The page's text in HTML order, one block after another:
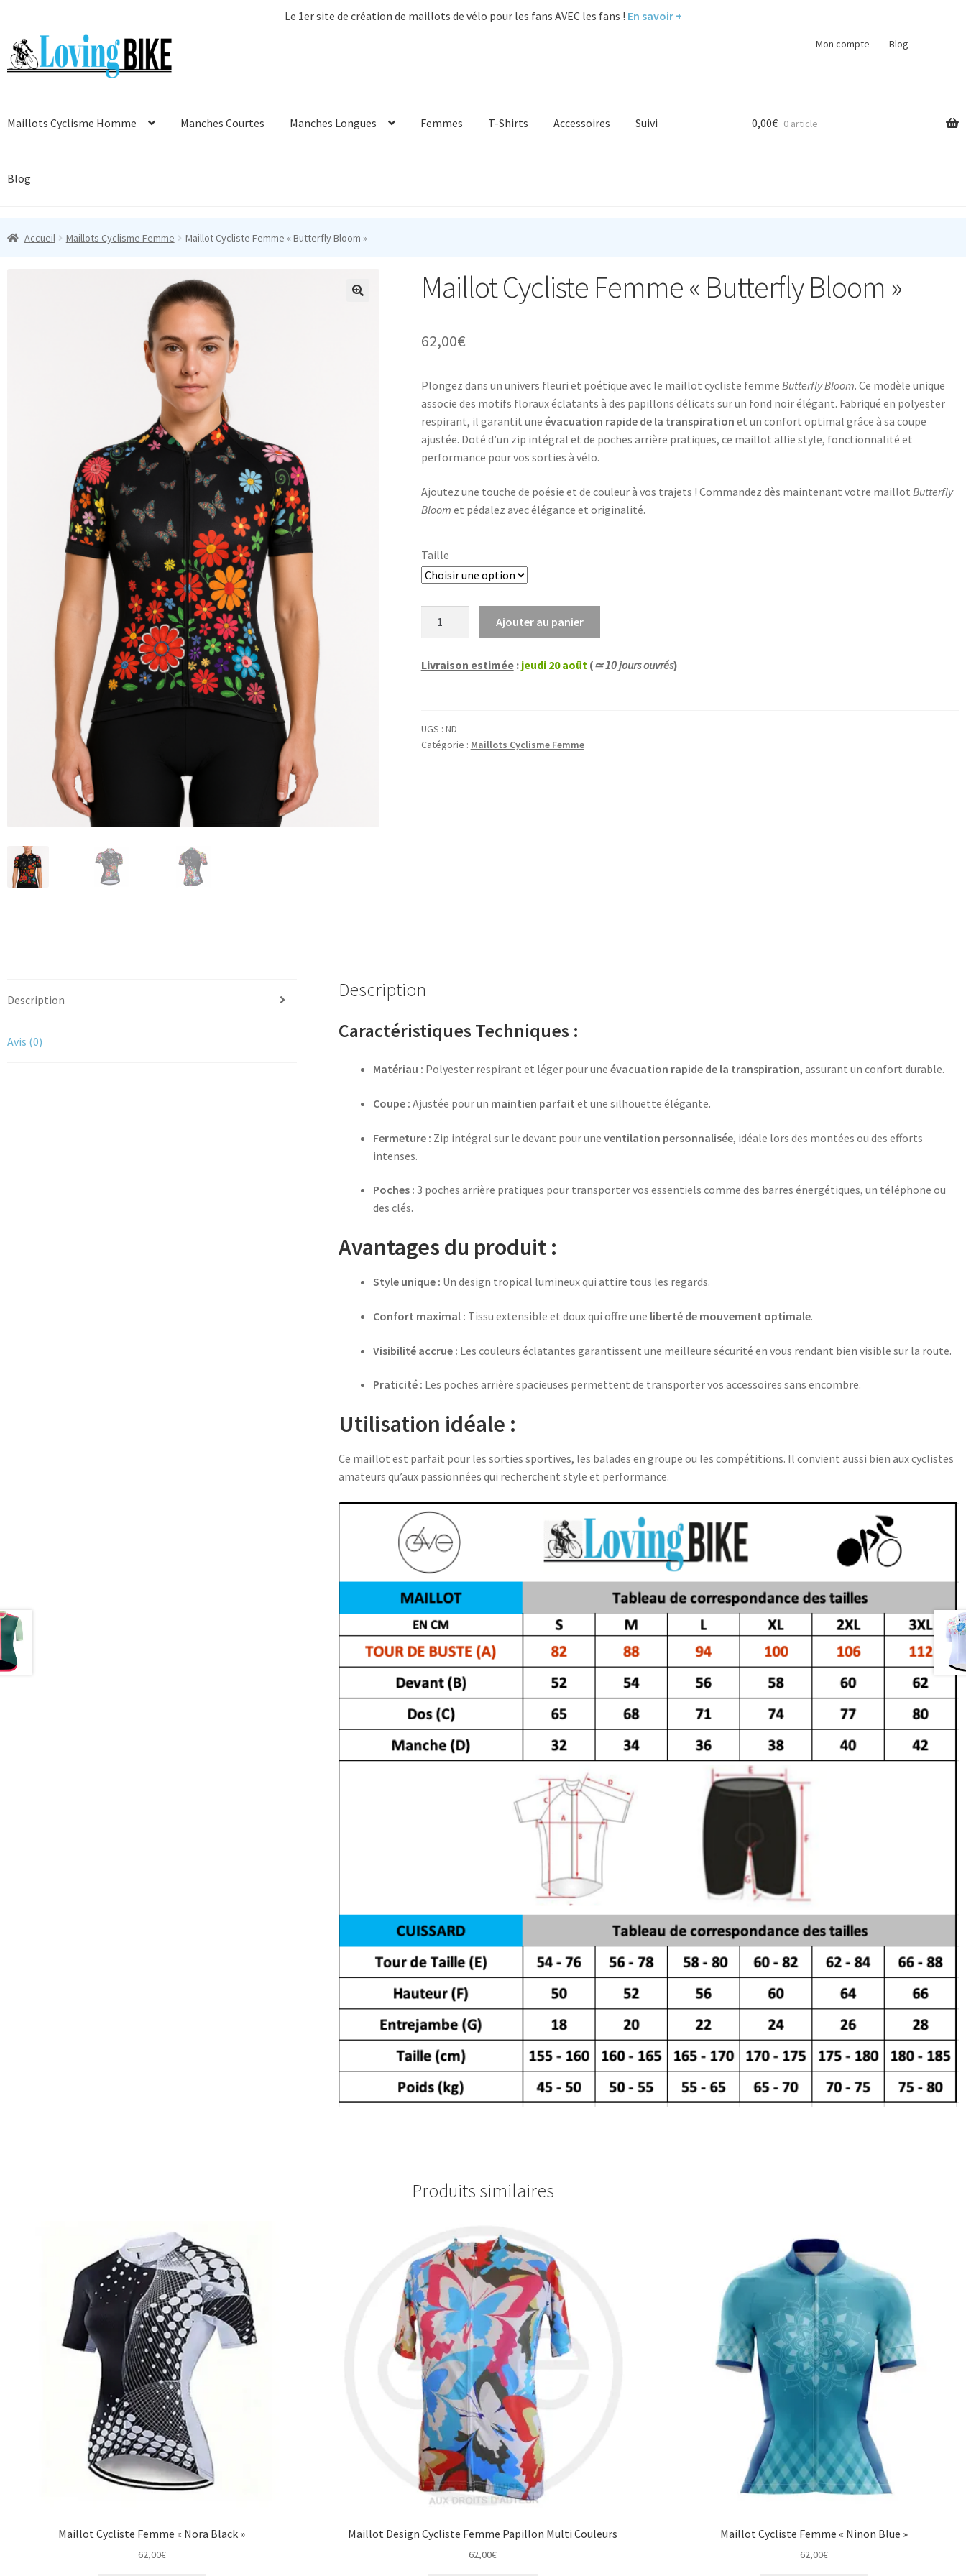
Le 1er site de création de maillots de vélo pour les fans AVEC les fans ! En savoir +
Aller
à
la
Aller
au
contenu
Mon compte Blog
Maillots Cyclisme Homme Manches Courtes Manches Longues Femmes T-Shirts Accessoires Suivi
Blog
0,00€ 0 article
Accueil Maillots Cyclisme Femme Maillot Cycliste Femme « Butterfly Bloom »
Maillot Cycliste Femme « Butterfly Bloom »
62,00€
Plongez dans un univers fleuri et poétique avec le maillot cycliste femme Butterfly Bloom. Ce modèle unique
associe des motifs floraux éclatants à des papillons délicats sur un fond noir élégant. Fabriqué en polyester
respirant, il garantit une évacuation rapide de la transpiration et un confort optimal grâce à sa coupe
ajustée. Doté d’un zip intégral et de poches arrière pratiques, ce maillot allie style, fonctionnalité et
performance pour vos sorties à vélo.
Ajoutez une touche de poésie et de couleur à vos trajets ! Commandez dès maintenant votre maillot Butterfly
Bloom et pédalez avec élégance et originalité.
Taille
Cycliste
Ajouter au panier
Livraison estimée: jeudi 20 août(≃ 10 jours ouvrés)
UGS : ND
Catégorie : Maillots Cyclisme Femme
Description
Avis (0)
Description
Caractéristiques Techniques :
Matériau : Polyester respirant et léger pour une évacuation rapide de la transpiration, assurant un confort durable.
Coupe : Ajustée pour un maintien parfait et une silhouette élégante.
Fermeture : Zip intégral sur le devant pour une ventilation personnalisée, idéale lors des montées ou des efforts
intenses.
Poches : 3 poches arrière pratiques pour transporter vos essentiels comme des barres énergétiques, un téléphone ou
des clés.
Avantages du produit :
Style unique : Un design tropical lumineux qui attire tous les regards.
Confort maximal : Tissu extensible et doux qui offre une liberté de mouvement optimale.
Visibilité accrue : Les couleurs éclatantes garantissent une meilleure sécurité en vous rendant bien visible sur la route.
Praticité : Les poches arrière spacieuses permettent de transporter vos accessoires sans encombre.
Utilisation idéale :
Ce maillot est parfait pour les sorties sportives, les balades en groupe ou les compétitions. Il convient aussi bien aux cyclistes
amateurs qu’aux passionnées qui recherchent style et performance.
Produits similaires
Maillot Cycliste Femme « Nora Black »
62,00€
Maillot Design Cycliste Femme Papillon Multi Couleurs
62,00€
Maillot Cycliste Femme « Ninon Blue »
62,00€